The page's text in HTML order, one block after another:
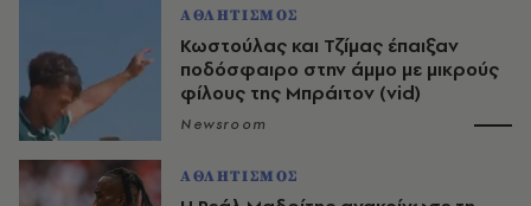
ΑΘΛΗΤΙΣΜΟΣ
Κωστούλας και Τζίμας έπαιξαν
ποδόσφαιρο στην άμμο με μικρούς
φίλους της Μπράιτον (vid)
Newsroom
ΑΘΛΗΤΙΣΜΟΣ